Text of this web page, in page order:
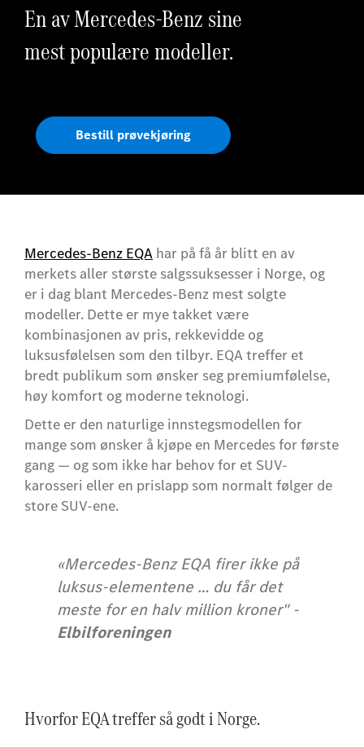
En av Mercedes-Benz sine
mest populære modeller.
Bestill prøvekjøring
Mercedes-Benz EQA har på få år blitt en av
merkets aller største salgssuksesser i Norge, og
er i dag blant Mercedes-Benz mest solgte
modeller. Dette er mye takket være
kombinasjonen av pris, rekkevidde og
luksusfølelsen som den tilbyr. EQA treffer et
bredt publikum som ønsker seg premiumfølelse,
høy komfort og moderne teknologi.
Dette er den naturlige innstegsmodellen for
mange som ønsker å kjøpe en Mercedes for første
gang — og som ikke har behov for et SUV-
karosseri eller en prislapp som normalt følger de
store SUV-ene.
«Mercedes-Benz EQA firer ikke på
luksus-elementene … du får det
meste for en halv million kroner" -
Elbilforeningen
Hvorfor EQA treffer så godt i Norge.